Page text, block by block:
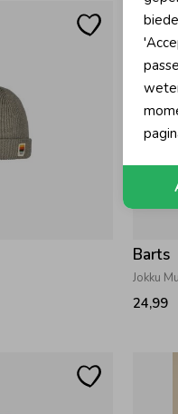
Barts
Jokku
24,99